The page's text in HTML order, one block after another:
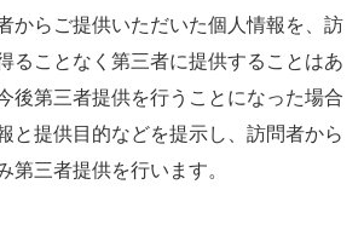
からご提供いただいた個人情報を、訪
ることなく第三者に提供することはあ
後第三者提供を行うことになった場合
と提供目的などを提示し、訪問者から
第三者提供を行います。